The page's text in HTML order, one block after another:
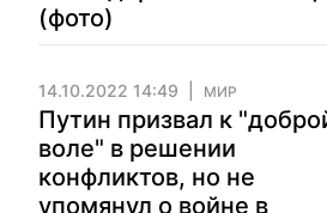
(фото)
14.10.2022 14:49 МИР
Путин призвал к
воле" в решении
конфликтов, но не
упомянул о войне в